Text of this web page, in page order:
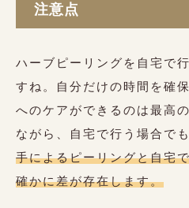
注意点
ハーブピーリングを自宅で
すね。自分だけの時間を確
へのケアができるのは最高
ながら、自宅で行う場合で
手によるピーリングと自宅
確かに差が存在します。